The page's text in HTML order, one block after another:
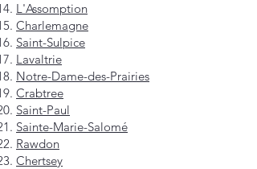
L'Assomption
Charlemagne
Saint-Sulpice
Lavaltrie
Notre-Dame-des-Prairies
Crabtree
Saint-Paul
Sainte-Marie-Salomé
Rawdon
Chertsey